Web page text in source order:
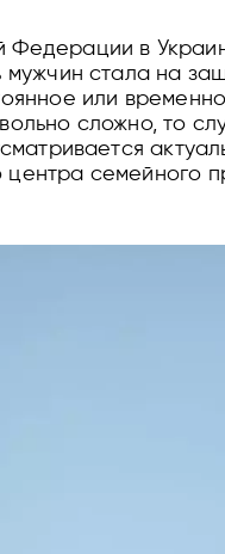
в
мужчин стала на
или
сложно, то
семейного